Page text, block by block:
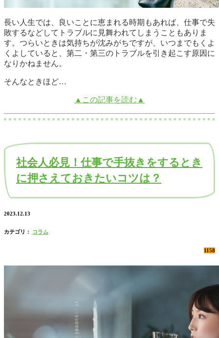
長い人生では、良いことに恵まれる時期もあれば、仕事で失
敗するなどしてトラブルに見舞われてしまうこともありま
す。つらいときは気持ちが沈みがちですが、いつまでもくよ
くよしていると、第二・第三のトラブルを引き起こす原因に
なりかねません。
そんなときほど…
▲この記事を読む▲
社会人必見！仕事で手抜きをするとき
に押さえておきたいコツは？
2023.12.13
カテゴリ： コラム
1158